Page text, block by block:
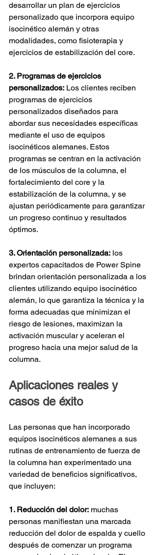
desarrollar un plan de ejercicios
personalizado que incorpora equipo
isocinético alemán y otras
modalidades, como fisioterapia y
ejercicios de estabilización del core.
2. Programas de ejercicios
personalizados: Los clientes reciben
programas de ejercicios
personalizados diseñados para
abordar sus necesidades específicas
mediante el uso de equipos
isocinéticos alemanes. Estos
programas se centran en la activación
de los músculos de la columna, el
fortalecimiento del core y la
estabilización de la columna, y se
ajustan periódicamente para garantizar
un progreso continuo y resultados
óptimos.
3. Orientación personalizada: los
expertos capacitados de Power Spine
brindan orientación personalizada a los
clientes utilizando equipo isocinético
alemán, lo que garantiza la técnica y la
forma adecuadas que minimizan el
riesgo de lesiones, maximizan la
activación muscular y aceleran el
progreso hacia una mejor salud de la
columna.
Aplicaciones reales y
casos de éxito
Las personas que han incorporado
equipos isocinéticos alemanes a sus
rutinas de entrenamiento de fuerza de
la columna han experimentado una
variedad de beneficios significativos,
que incluyen:
1. Reducción del dolor: muchas
personas manifiestan una marcada
reducción del dolor de espalda y cuello
después de comenzar un programa